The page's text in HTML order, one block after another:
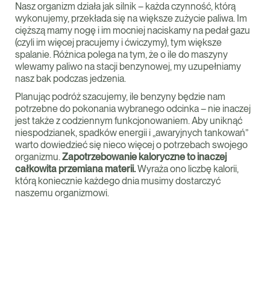
Nasz organizm działa jak silnik – każda czynność, którą
wykonujemy, przekłada się na większe zużycie paliwa. Im
cięższą mamy nogę i im mocniej naciskamy na pedał gazu
(czyli im więcej pracujemy i ćwiczymy), tym większe
spalanie. Różnica polega na tym, że o ile do maszyny
wlewamy paliwo na stacji benzynowej, my uzupełniamy
nasz bak podczas jedzenia.
Planując podróż szacujemy, ile benzyny będzie nam
potrzebne do pokonania wybranego odcinka – nie inaczej
jest także z codziennym funkcjonowaniem. Aby uniknąć
niespodzianek, spadków energii i „awaryjnych tankowań”
warto dowiedzieć się nieco więcej o potrzebach swojego
organizmu.Zapotrzebowanie kaloryczne to inaczej
całkowita przemiana materii.Wyraża ono liczbę kalorii,
którą koniecznie każdego dnia musimy dostarczyć
naszemu organizmowi.